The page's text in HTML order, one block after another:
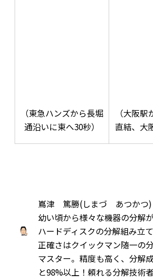
（東急ハンズから長堀
通沿いに東へ30秒）
（大阪
直結、大
嶌津 篤勝(しまづ あつかつ)
幼い頃から様々な機器の分解が
ハードディスクの分解組み立
正確さはクイックマン随一の
マスター。精度も高く、分解
と98%以上！頼れる分解技術者